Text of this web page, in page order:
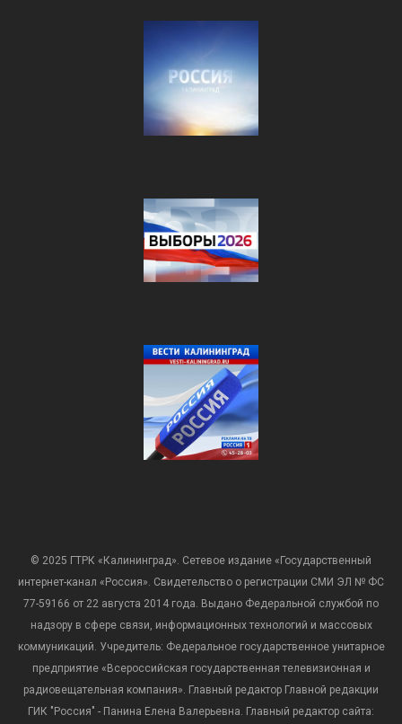
© 2025 ГТРК «Калининград». Сетевое издание «Государственный
интернет-канал «Россия». Свидетельство о регистрации СМИ ЭЛ № ФС
77-59166 от 22 августа 2014 года. Выдано Федеральной службой по
надзору в сфере связи, информационных технологий и массовых
коммуникаций. Учредитель: Федеральное государственное унитарное
предприятие «Всероссийская государственная телевизионная и
радиовещательная компания». Главный редактор Главной редакции
ГИК "Россия" - Панина Елена Валерьевна. Главный редактор сайта: